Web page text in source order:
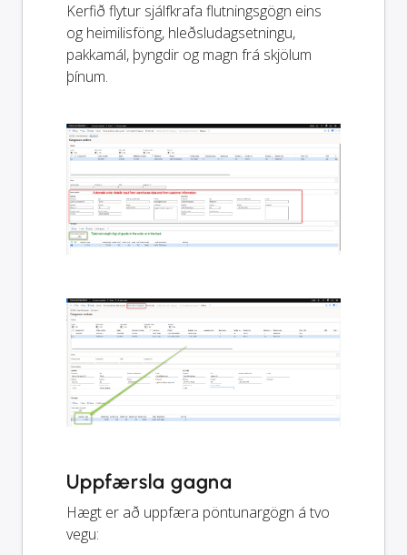
Kerfið flytur sjálfkrafa flutningsgögn eins
og heimilisföng, hleðsludagsetningu,
pakkamál, þyngdir og magn frá skjölum
þínum.
Uppfærsla gagna
Hægt er að uppfæra pöntunargögn á tvo
vegu: